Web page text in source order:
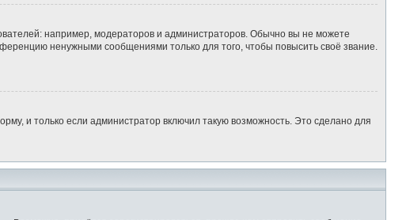
например, модераторов и администраторов. Обычно вы не можете
ненужными сообщениями только для того, чтобы повысить своё звание.
и только если администратор включил такую возможность. Это сделано для